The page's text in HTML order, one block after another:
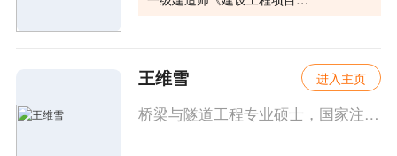
进入主页
王维雪
桥梁与隧道工程专业硕士，国家注册一级建造师。曾在某高校任教，多年来一直从事建造师（市政方向）、造价工程师（交通运输方向）的培训工作。